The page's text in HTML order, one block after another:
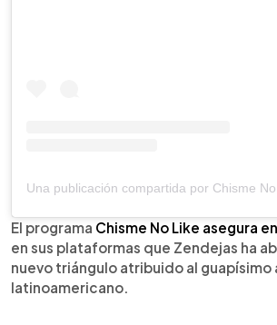
El programa Chisme No Like asegura
en sus plataformas que Zendejas ha
nuevo triángulo atribuido al
latinoamericano.